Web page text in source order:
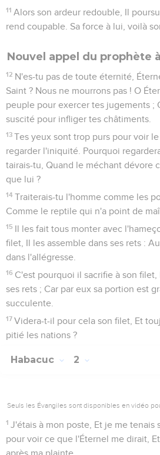
11 Alors son ardeur redouble, Il
rend coupable. Sa force à lui, voilà
Nouvel appel du prophète
12 N'es-tu pas de toute éternité,
Saint ? Nous ne mourrons pas ! O
peuple pour exercer tes jugements ;
suscité pour infliger tes châtiments.
13 Tes yeux sont trop purs pour voir
regarder l'iniquité. Pourquoi
tairais-tu, Quand le méchant dévore
que lui ?
14 Traiterais-tu l'homme comme les
Comme le reptile qui n'a point de
15 Il les fait tous monter avec
filet, Il les assemble dans ses rets :
dans l'allégresse.
16 C'est pourquoi il sacrifie à son
ses rets ; Car par eux sa portion est
succulente.
17 Videra-t-il pour cela son filet, Et
pitié les nations ?
Habacuc 2
Seuls les Évangiles sont disponibles en vidéo
1 J'étais à mon poste, Et je me tenais
pour voir ce que l'Éternel me dirait,
après ma plainte.